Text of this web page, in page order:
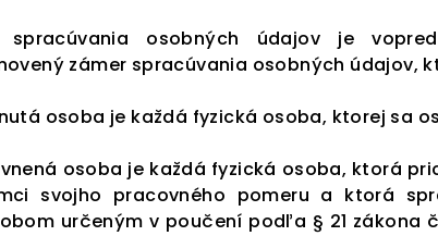
spracúvania osobných údajov je
zámer spracúvania osobných údajov,
osoba je každá fyzická osoba, ktorej sa
osoba je každá fyzická osoba, ktorá
svojho pracovného pomeru a ktorá
určeným v poučení podľa § 21 zákona